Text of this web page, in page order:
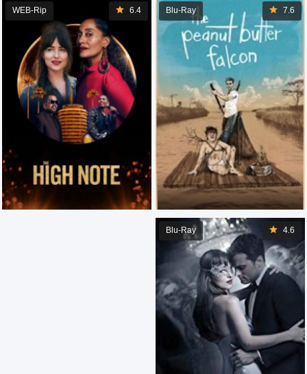
7.6
Blu-Ray
6.4
WEB-Rip
4.6
Blu-Ray